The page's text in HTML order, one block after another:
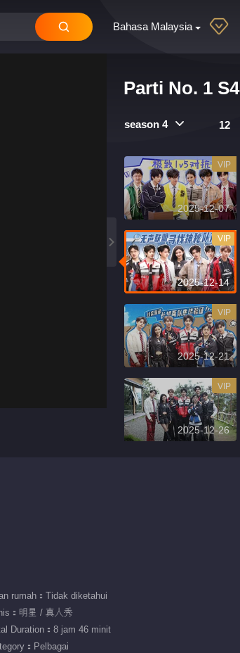
Bahasa Malaysia
Parti No. 1 S4
season 4 12
2025-12-07
VIP
2025-12-14
VIP
2025-12-21
VIP
2025-12-26
VIP
rumah：Tidak diketahui
：明星 / 真人秀
Duration：8 jam 46 minit
：Pelbagai